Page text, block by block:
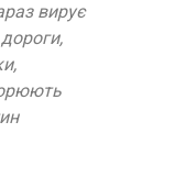
вирує